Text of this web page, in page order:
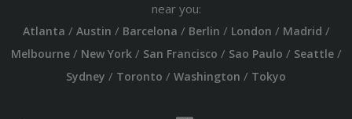
near you:
Atlanta / Austin / Barcelona / Berlin / London / Madrid /
Melbourne/ New York/ San Francisco / Sao Paulo / Seattle/
Sydney / Toronto / Washington / Tokyo